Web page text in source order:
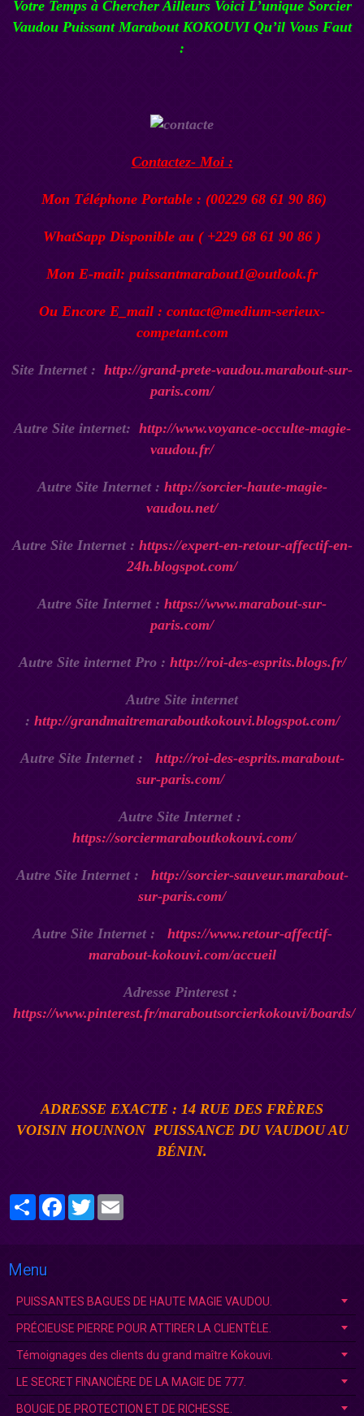
Votre Temps à Chercher Ailleurs Voici L’unique Sorcier
Vaudou Puissant Marabout KOKOUVIQu’il Vous Faut
:
Contactez- Moi :
Mon Téléphone Portable : (00229 68 61 90 86)
WhatSapp Disponible au ( +229 68 61 90 86 )
Mon E-mail: puissantmarabout1@outlook.fr
Ou Encore E_mail : contact@medium-serieux-
competant.com
Site Internet : http://grand-prete-vaudou.marabout-sur-
paris.com/
Autre Site internet: http://www.voyance-occulte-magie-
vaudou.fr/
Autre Site Internet : http://sorcier-haute-magie-
vaudou.net/
Autre Site Internet : https://expert-en-retour-affectif-en-
24h.blogspot.com/
Autre Site Internet : https://www.marabout-sur-
paris.com/
Autre Site internet Pro : http://roi-des-esprits.blogs.fr/
Autre Site internet
: http://grandmaitremaraboutkokouvi.blogspot.com/
Autre Site Internet : http://roi-des-esprits.marabout-
sur-paris.com/
Autre Site Internet :
https://sorciermaraboutkokouvi.com/
Autre Site Internet : http://sorcier-sauveur.marabout-
sur-paris.com/
Autre Site Internet : https://www.retour-affectif-
marabout-kokouvi.com/accueil
Adresse Pinterest :
https://www.pinterest.fr/maraboutsorcierkokouvi/boards/
ADRESSE EXACTE : 14 RUE DES FRÈRES
VOISIN HOUNNON PUISSANCE DU VAUDOU AU
BÉNIN.
PartagerFacebook
Twitter
Menu
PUISSANTES BAGUES DE HAUTE MAGIE VAUDOU.
PRÉCIEUSE PIERRE POUR ATTIRER LA CLIENTÈLE.
Témoignages des clients du grand maître Kokouvi.
LE SECRET FINANCIÈRE DE LA MAGIE DE 777.
BOUGIE DE PROTECTION ET DE RICHESSE.